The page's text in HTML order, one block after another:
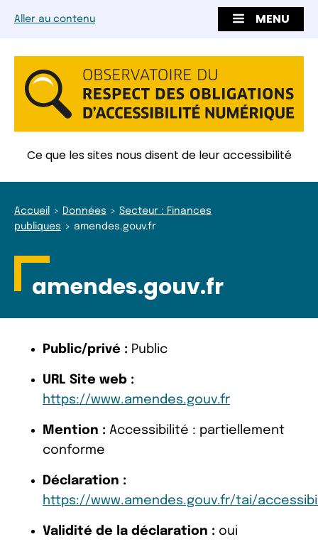
Aller au contenu MENU
Ce que les sites nous disent de leur accessibilité
Accueil Données
Secteur : Finances
publiques
amendes.gouv.fr
amendes.gouv.fr
Public/privé : Public
URL Site web :
https://www.amendes.gouv.fr
Mention : Accessibilité : partiellement
conforme
Déclaration :
https://www.amendes.gouv.fr/tai/
Validité de la déclaration : oui